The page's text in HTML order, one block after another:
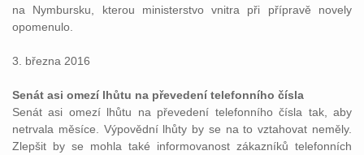
na Nymbursku, kterou ministerstvo vnitra při přípravě novely
opomenulo.
3. března 2016
Senát asi omezí lhůtu na převedení telefonního čísla
Senát asi omezí lhůtu na převedení telefonního čísla tak, aby
netrvala měsíce. Výpovědní lhůty by se na to vztahovat neměly.
Zlepšit by se mohla také informovanost zákazníků telefonních